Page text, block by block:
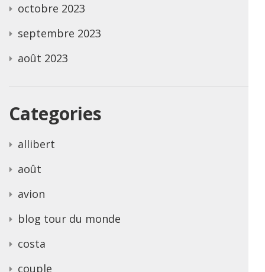
octobre 2023
septembre 2023
août 2023
Categories
allibert
août
avion
blog tour du monde
costa
couple